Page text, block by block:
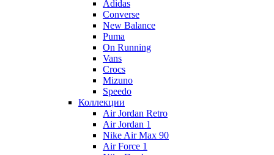
Adidas
Converse
New Balance
Puma
On Running
Vans
Crocs
Mizuno
Speedo
Коллекции
Air Jordan Retro
Air Jordan 1
Nike Air Max 90
Air Force 1